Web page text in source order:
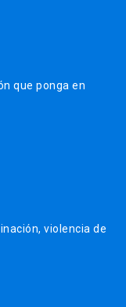
que ponga en
violencia de